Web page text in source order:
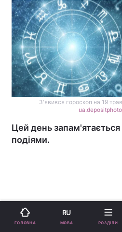
З'явився гороскоп на 19
Цей день
подіями.
ГОЛОВНА
RU
МОВА РОЗДІЛИ